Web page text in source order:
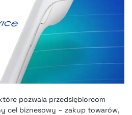
pozwala przedsiębiorcom
cel biznesowy – zakup towarów,